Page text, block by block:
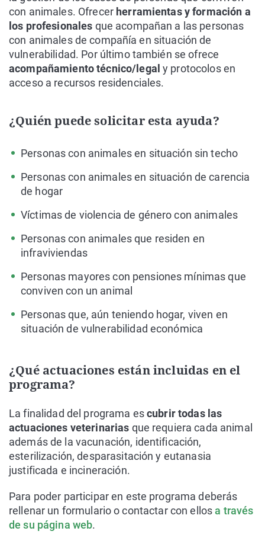
con animales. Ofrecerherramientas y formación a
los profesionales que acompañan a las personas
con animales de compañía en situación de
vulnerabilidad. Por último también se ofrece
acompañamiento técnico/legaly protocolos en
acceso a recursos residenciales.
¿Quién puede solicitar esta ayuda?
Personas con animales en situación sin techo
Personas con animales en situación de carencia
de hogar
Víctimas de violencia de género con animales
Personas con animales que residen en
infraviviendas
Personas mayores con pensiones mínimas que
conviven con un animal
Personas que, aún teniendo hogar, viven en
situación de vulnerabilidad económica
¿Qué actuaciones están incluidas en el
programa?
La finalidad del programa escubrir todas las
actuaciones veterinarias que requiera cada animal
además de la vacunación, identificación,
esterilización, desparasitación y eutanasia
justificada e incineración.
Para poder participar en este programa deberás
rellenar un formulario o contactar con ellosa través
de su página web.